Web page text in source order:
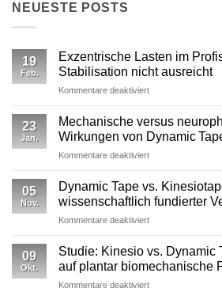
NEUESTE POSTS
19
Feb.
Exzentrische Lasten im
Stabilisation nicht ausreicht
Kommentare deaktiviertfür
im
Profisport
–
reine
Stabilisation
ausreicht
23
Jan.
Mechanische versus
Wirkungen von Dynamic
Kommentare deaktiviertfür
versus
neurophysiologische
Wirkungen
von
05
Nov.
Dynamic Tape vs.
wissenschaftlich fundierter
Kommentare deaktiviertfür
Tape
Kinesiotape
–
09
Okt.
Studie: Kinesio vs. Dynamic
auf plantar biomechanische
Kommentare deaktiviertfür